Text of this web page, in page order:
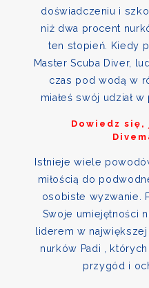
doświadczeniu i
niż dwa procent
ten stopień. Kiedy
Master Scuba Diver,
czas pod wodą w
miałeś swój udział
Dowiedz się,
Istnieje wiele
miłością do
osobiste wyzwanie.
Swoje umiejętności
liderem w
nurków Padi ,
przygód i